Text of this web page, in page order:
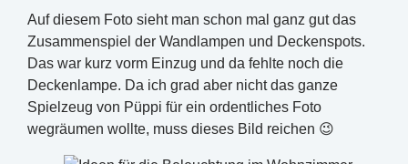
Auf diesem Foto sieht man schon mal ganz gut das
Zusammenspiel der Wandlampen und Deckenspots.
Das war kurz vorm Einzug und da fehlte noch die
Deckenlampe. Da ich grad aber nicht das ganze
Spielzeug von Püppi für ein ordentliches Foto
wegräumen wollte, muss dieses Bild reichen 😉